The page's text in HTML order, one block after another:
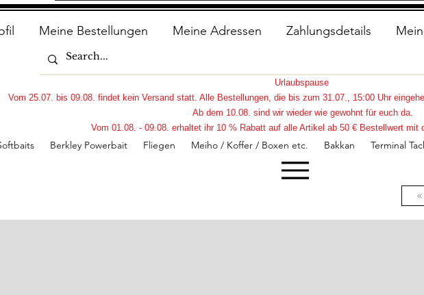
Meine Bestellungen Meine Adressen Zahlungsdetails
Berkley Powerbait Fliegen Meiho / Koffer / Boxen etc. Bakkan Terminal
Urlaubspause
Vom 25.07. bis 09.08. findet kein Versand statt. Alle Bestellungen, die bis zum 31.07., 15:00 Uhr
Ab dem 10.08. sind wir wieder wie gewohnt für euch da.
Vom 01.08. - 09.08. erhaltet ihr 10 % Rabatt auf alle Artikel ab 50 € Bestellwert mit